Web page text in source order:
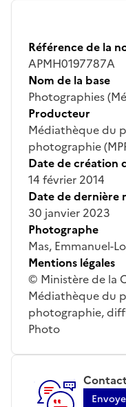
Référence de la
APMH0197787A
Nom de la base
Photographies
Producteur
Médiathèque du
photographie
Date de création
14 février 2014
Date de dernière
30 janvier 2023
Photographe
Mas, Emmanuel-
Mentions légales
© Ministère de la
Médiathèque du
photographie,
Photo